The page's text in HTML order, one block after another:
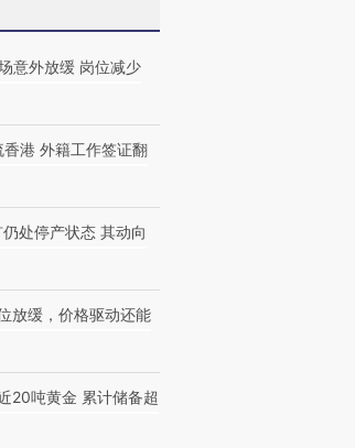
意外放缓 岗位减少
港 外籍工作签证翻
处停产状态 其动向
放缓，价格驱动还能
20吨黄金 累计储备超